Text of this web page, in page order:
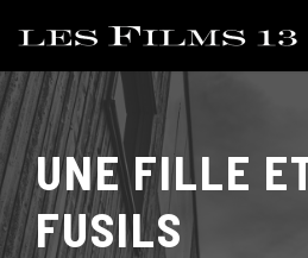
UNE FILLE
FUSILS